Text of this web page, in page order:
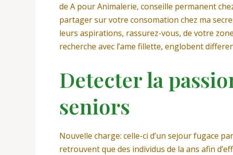
de A pour Animalerie, conseille permanent
partager sur votre consomation chez ma
leurs aspirations, rassurez-vous, de votre
recherche avec l’ame fillette, englobent
Detecter la
seniors
Nouvelle charge: celle-ci d’un sejour fugace
retrouvent que des individus de la ans afin